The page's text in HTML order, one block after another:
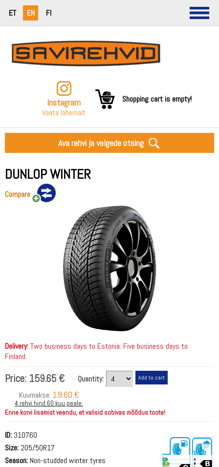
ET EN FI
Instagram
Vaata lähemalt
Shopping cart is empty!
Ava rehvi ja velgede otsing
DUNLOP WINTER
Compare
Delivery:Two business days to Estonia. Five business days to
Finland.
Price: 159.65 €
Quantity:
Kuumakse: 19.60 €
4 rehvi hind 60 kuu peale.
Enne korvi lisamist veendu, et valisid sobivas mõõdus toote!
ID: 310760
Size: 205/50R17
Season: Non-studded winter tyres